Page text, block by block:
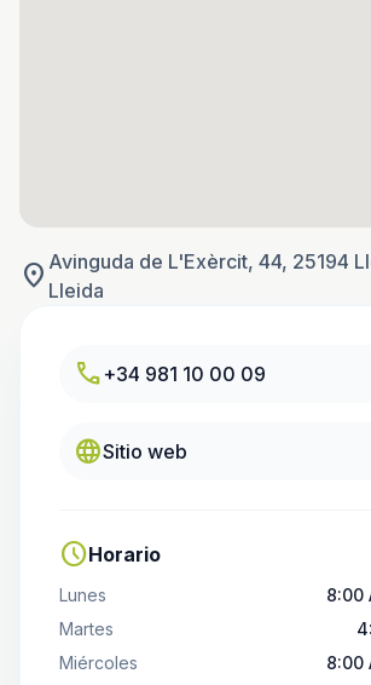
location_on Avinguda de L'Exèrcit, 44, 25194
Lleida
call +34 981 10 00 09
languageSitio web
scheduleHorario
Lunes
8:00
Martes
Miércoles
8:00